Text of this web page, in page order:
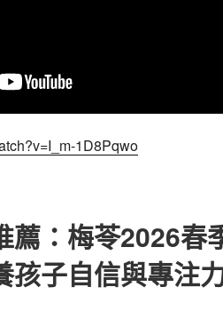
1D8Pqwo
薦：梅苓2026春
孩子自信與專注